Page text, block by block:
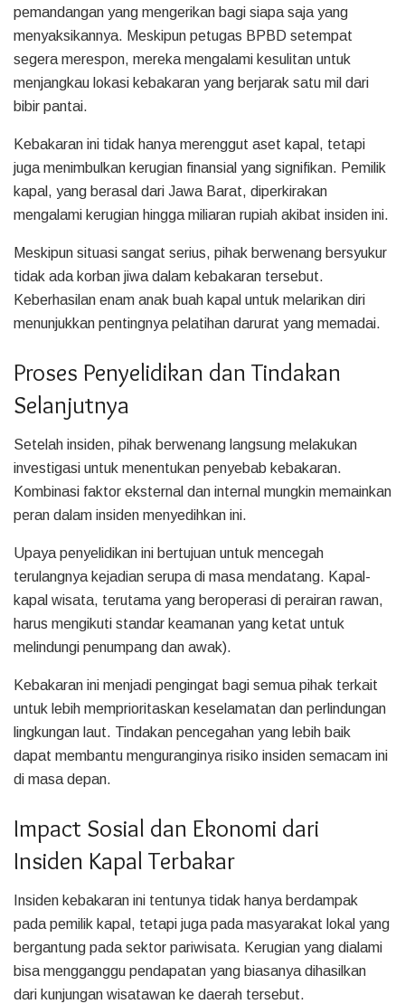
pemandangan yang mengerikan bagi siapa saja yang
menyaksikannya. Meskipun petugas BPBD setempat
segera merespon, mereka mengalami kesulitan untuk
menjangkau lokasi kebakaran yang berjarak satu mil dari
bibir pantai.
Kebakaran ini tidak hanya merenggut aset kapal, tetapi
juga menimbulkan kerugian finansial yang signifikan. Pemilik
kapal, yang berasal dari Jawa Barat, diperkirakan
mengalami kerugian hingga miliaran rupiah akibat insiden ini.
Meskipun situasi sangat serius, pihak berwenang bersyukur
tidak ada korban jiwa dalam kebakaran tersebut.
Keberhasilan enam anak buah kapal untuk melarikan diri
menunjukkan pentingnya pelatihan darurat yang memadai.
Proses Penyelidikan dan Tindakan
Selanjutnya
Setelah insiden, pihak berwenang langsung melakukan
investigasi untuk menentukan penyebab kebakaran.
Kombinasi faktor eksternal dan internal mungkin memainkan
peran dalam insiden menyedihkan ini.
Upaya penyelidikan ini bertujuan untuk mencegah
terulangnya kejadian serupa di masa mendatang. Kapal-
kapal wisata, terutama yang beroperasi di perairan rawan,
harus mengikuti standar keamanan yang ketat untuk
melindungi penumpang dan awak).
Kebakaran ini menjadi pengingat bagi semua pihak terkait
untuk lebih memprioritaskan keselamatan dan perlindungan
lingkungan laut. Tindakan pencegahan yang lebih baik
dapat membantu menguranginya risiko insiden semacam ini
di masa depan.
Impact Sosial dan Ekonomi dari
Insiden Kapal Terbakar
Insiden kebakaran ini tentunya tidak hanya berdampak
pada pemilik kapal, tetapi juga pada masyarakat lokal yang
bergantung pada sektor pariwisata. Kerugian yang dialami
bisa mengganggu pendapatan yang biasanya dihasilkan
dari kunjungan wisatawan ke daerah tersebut.